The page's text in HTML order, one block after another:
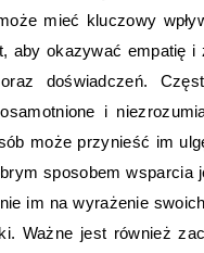
mieć kluczowy
aby okazywać empatię i
doświadczeń.
i
może przynieść im
sposobem wsparcia
im na wyrażenie
Ważne jest również